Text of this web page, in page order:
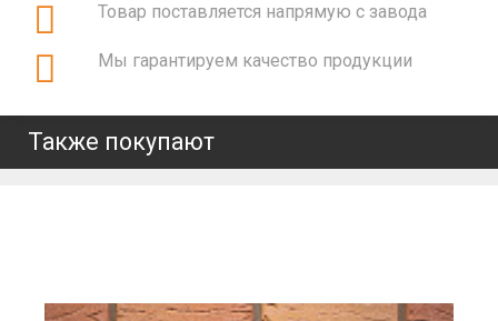
Товар поставляется напрямую с завода
Мы гарантируем качество продукции
Также покупают